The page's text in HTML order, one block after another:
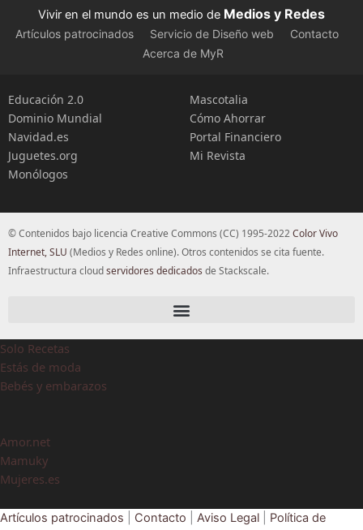
Vivir en el mundo es un medio de Medios y Redes
Artículos patrocinados Servicio de Diseño web
Contacto
Acerca de MyR
Educación 2.0
Dominio Mundial
Navidad.es
Juguetes.org
Monólogos
Mascotalia
Cómo Ahorrar
Portal Financiero
Mi Revista
© Contenidos bajo licencia Creative Commons (CC) 1995-2022Color Vivo
Internet, SLU (Medios y Redes online). Otros contenidos se cita fuente.
Infraestructura cloudservidores dedicados de Stackscale.
Solo Recetas
Estás de moda
Bebés y embarazos
Amor.net
Mamuky
Mujeres.es
Artículos patrocinados Contacto Aviso Legal
Política de